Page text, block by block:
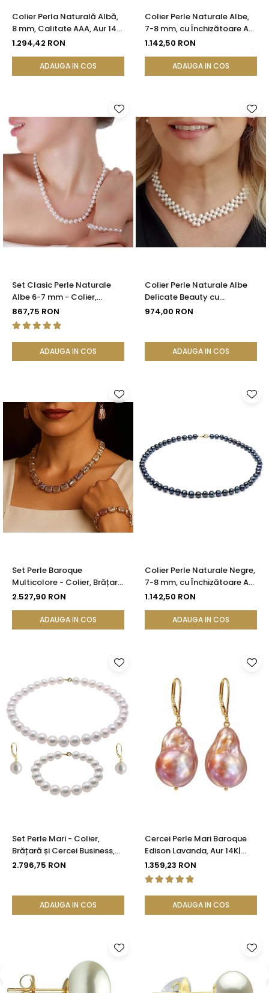
Colier Perla Naturală Albă,
8 mm, Calitate AAA, Aur 14K
(aur 585) | KASKADDA®
1.294,42 RON
ADAUGA IN COS
Colier Perle Naturale Albe,
7-8 mm, cu Închizătoare Aur
14K (aur 585) | KASKADDA®
1.142,50 RON
ADAUGA IN COS
Set Clasic Perle Naturale
Albe 6-7 mm - Colier,
Brățară și Cercei, Argint 925
| KASKADDA®
867,75 RON
ADAUGA IN COS
Colier Perle Naturale Albe
Delicate Beauty cu
Închizătoare Argint |
974,00 RON
ADAUGA IN COS
Set Perle Baroque
Multicolore - Colier, Brățară
și Cercei, Aur Galben 14K |
2.527,90 RON
ADAUGA IN COS
Colier Perle Naturale Negre,
7-8 mm, cu Închizătoare Aur
14K (aur 585) | KASKADDA®
1.142,50 RON
ADAUGA IN COS
Set Perle Mari - Colier,
Brățară și Cercei Business,
Aur Galben 14K, Perle Albe
2.796,75 RON
ADAUGA IN COS
Cercei Perle Mari Baroque
Edison Lavanda, Aur 14K|
KASKADDA®
1.359,23 RON
ADAUGA IN COS